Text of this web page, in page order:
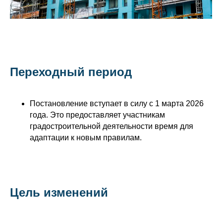
Переходный период
Постановление вступает в силу с 1 марта 2026
года. Это предоставляет участникам
градостроительной деятельности время для
адаптации к новым правилам.
Цель изменений